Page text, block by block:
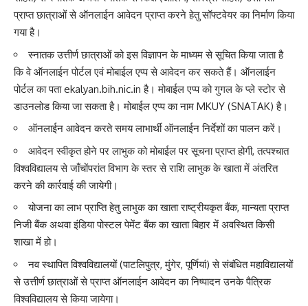
प्राप्त छात्राओं से ऑनलाईन आवेदन प्राप्त करने हेतु सॉफ्टवेयर का निर्माण किया
गया है।
स्नातक उत्तीर्ण छात्राओं को इस विज्ञापन के माध्यम से सूचित किया जाता है
कि वे ऑनलाईन पोर्टल एवं मोबाईल एप्प से आवेदन कर सकते हैं। ऑनलाईन
पोर्टल का पता ekalyan.bih.nic.in है। मोबाईल एप्प को गुगल के प्ले स्टोर से
डाउनलोड किया जा सकता है। मोबाईल एप्प का नाम MKUY (SNATAK) है।
ऑनलाईन आवेदन करते समय लाभार्थी ऑनलाईन निर्देशों का पालन करें।
आवेदन स्वीकृत होने पर लाभुक को मोबाईल पर सूचना प्राप्त होगी, तत्पश्चात
विश्वविद्यालय से जाँचोंपरांत विभाग के स्तर से राशि लाभुक के खाता में अंतरित
करने की कार्रवाई की जायेगी।
योजना का लाभ प्राप्ति हेतु लाभुक का खाता राष्ट्रीयकृत बैंक, मान्यता प्राप्त
निजी बैंक अथवा इंडिया पोस्टल पेमेंट बैंक का खाता बिहार में अवस्थित किसी
शाखा में हो।
नव स्थापित विश्वविद्यालयों (पाटलिपुत्र, मुंगेर, पूर्णियां) से संबंधित महाविद्यालयों
से उत्तीर्ण छात्राओं से प्राप्त ऑनलाईन आवेदन का निष्पादन उनके पैत्रिक
विश्वविद्यालय से किया जायेगा।